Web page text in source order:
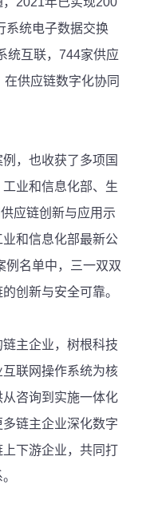
系统电子数据交换
统互联，744家供应
供应链数字化协同
，也收获了多项国
业和信息化部、生
应链创新与应用示
和信息化部最新公
例名单中，三一双双
创新与安全可靠。
主企业，树根科技
联网操作系统为核
咨询到实施一体化
链主企业深化数字
下游企业，共同打